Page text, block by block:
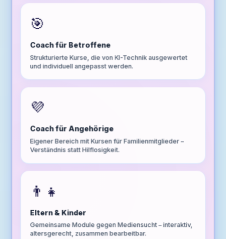
🎯
Coach für Betroffene
Strukturierte Kurse, die von KI-Technik ausgewertet
und individuell angepasst werden.
💜
Coach für Angehörige
Eigener Bereich mit Kursen für Familienmitglieder –
Verständnis statt Hilflosigkeit.
👨‍👧
Eltern & Kinder
Gemeinsame Module gegen Mediensucht – interaktiv,
altersgerecht, zusammen bearbeitbar.